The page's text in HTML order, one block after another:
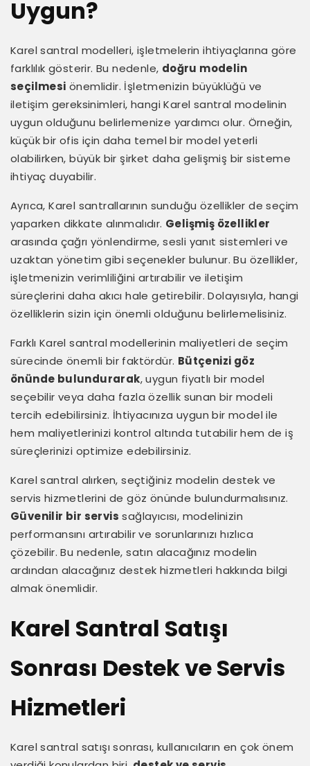
Uygun?
Karel santral modelleri, işletmelerin ihtiyaçlarına göre
farklılık gösterir. Bu nedenle, doğru modelin
seçilmesi önemlidir. İşletmenizin büyüklüğü ve
iletişim gereksinimleri, hangi Karel santral modelinin
uygun olduğunu belirlemenize yardımcı olur. Örneğin,
küçük bir ofis için daha temel bir model yeterli
olabilirken, büyük bir şirket daha gelişmiş bir sisteme
ihtiyaç duyabilir.
Ayrıca, Karel santrallarının sunduğu özellikler de seçim
yaparken dikkate alınmalıdır. Gelişmiş özellikler
arasında çağrı yönlendirme, sesli yanıt sistemleri ve
uzaktan yönetim gibi seçenekler bulunur. Bu özellikler,
işletmenizin verimliliğini artırabilir ve iletişim
süreçlerini daha akıcı hale getirebilir. Dolayısıyla, hangi
özelliklerin sizin için önemli olduğunu belirlemelisiniz.
Farklı Karel santral modellerinin maliyetleri de seçim
sürecinde önemli bir faktördür. Bütçenizi göz
önünde bulundurarak, uygun fiyatlı bir model
seçebilir veya daha fazla özellik sunan bir modeli
tercih edebilirsiniz. İhtiyacınıza uygun bir model ile
hem maliyetlerinizi kontrol altında tutabilir hem de iş
süreçlerinizi optimize edebilirsiniz.
Karel santral alırken, seçtiğiniz modelin destek ve
servis hizmetlerini de göz önünde bulundurmalısınız.
Güvenilir bir servis sağlayıcısı, modelinizin
performansını artırabilir ve sorunlarınızı hızlıca
çözebilir. Bu nedenle, satın alacağınız modelin
ardından alacağınız destek hizmetleri hakkında bilgi
almak önemlidir.
Karel Santral Satışı
Sonrası Destek ve Servis
Hizmetleri
Karel santral satışı sonrası, kullanıcıların en çok önem